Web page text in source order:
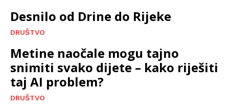
Desnilo od Drine do Rijeke
DRUŠTVO
Metine naočale mogu tajno
snimiti svako dijete – kako riješiti
taj AI problem?
DRUŠTVO